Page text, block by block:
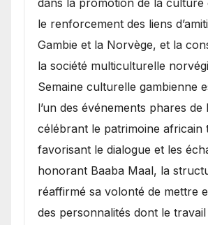
le renforcement des liens
Gambie et la Norvège, et la
la société multiculturelle
Semaine culturelle gambienne
l’un des événements phares de
célébrant le patrimoine africain
favorisant le dialogue et les
honorant Baaba Maal, la
réaffirmé sa volonté de mettre
des personnalités dont le